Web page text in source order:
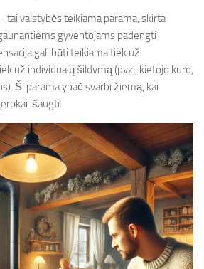
tai valstybės teikiama parama, skirta
gyventojams padengti
gali būti teikiama tiek už
už individualų šildymą (pvz., kietojo kuro,
Ši parama ypač svarbi žiemą, kai
išaugti.